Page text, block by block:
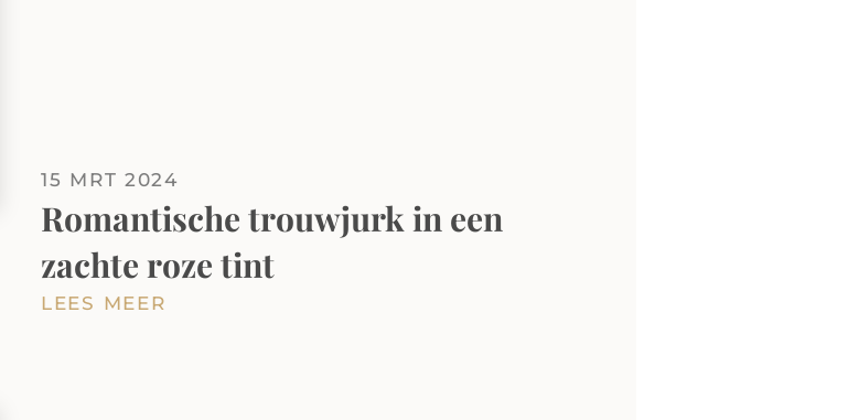
15 MRT 2024
Romantische trouwjurk in een
zachte roze tint
LEES MEER